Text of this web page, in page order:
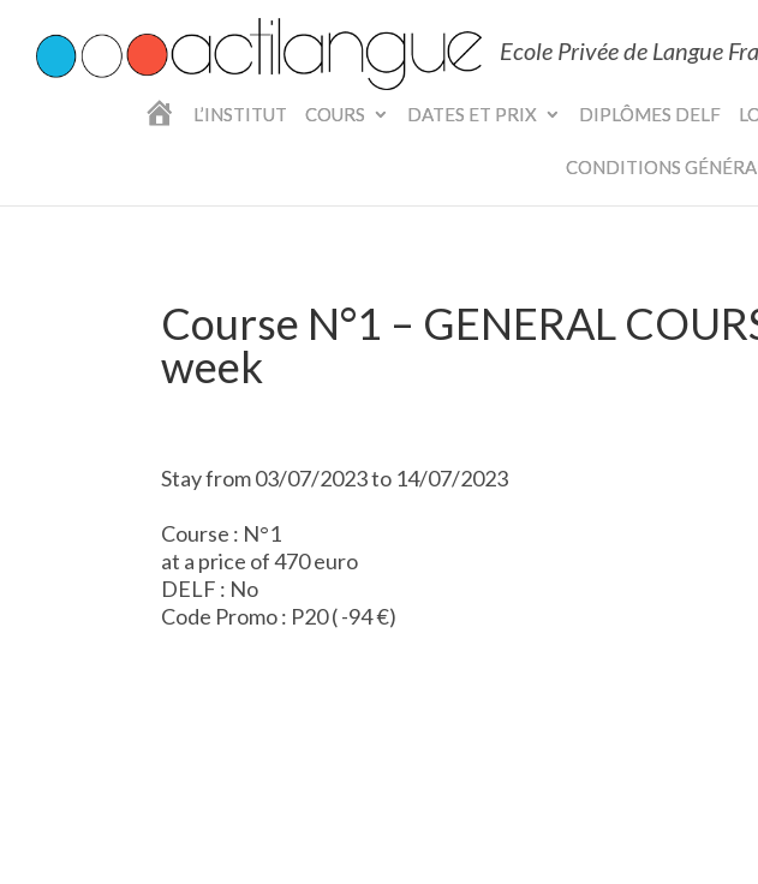
Ecole Privée de Langue
L
L’INSTITUT COURS DATES ET PRIX DIPLÔMES DELF
CONDITIONS
Course N°1 – GENERAL
week
Stay from 03/07/2023 to 14/07/2023
Course : N°1
at a price of 470 euro
DELF : No
Code Promo : P20 ( -94 €)